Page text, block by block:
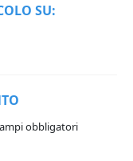
SU:
obbligatori